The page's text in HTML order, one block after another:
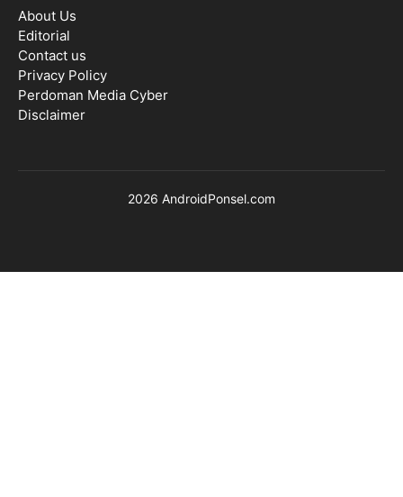
About Us
Editorial
Contact us
Privacy Policy
Perdoman Media Cyber
Disclaimer
2026 AndroidPonsel.com